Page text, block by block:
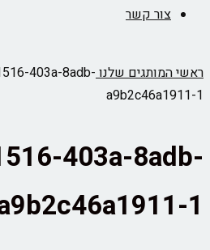
צור קשר
ראשיהמותגים שלנו 403a-8adb-
a9b2c46a1911-1
403a-8adb-
1